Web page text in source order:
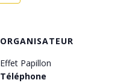
ORGANISATEUR
Effet Papillon
Téléphone